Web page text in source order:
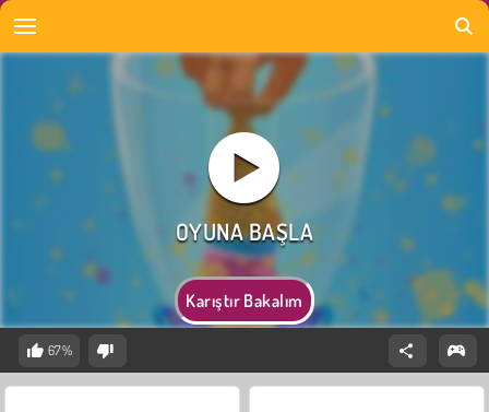
Karıştır Bakalım
67%